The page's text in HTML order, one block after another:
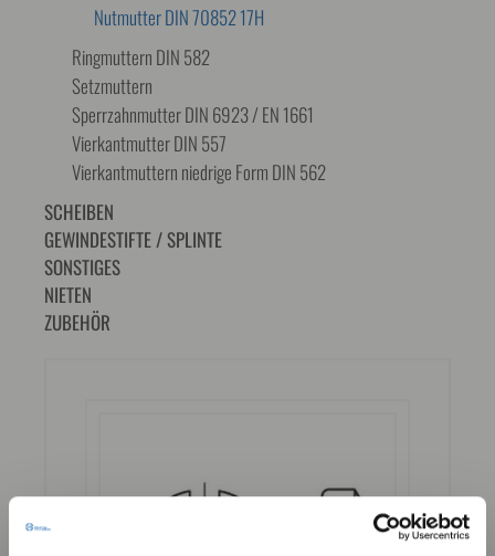
Nutmutter DIN 70852 17H
Ringmuttern DIN 582
Setzmuttern
Sperrzahnmutter DIN 6923 / EN 1661
Vierkantmutter DIN 557
Vierkantmuttern niedrige Form DIN 562
SCHEIBEN
GEWINDESTIFTE / SPLINTE
SONSTIGES
NIETEN
ZUBEHÖR